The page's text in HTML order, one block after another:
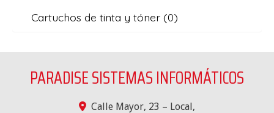
Cartuchos de tinta y tóner (0)
PARADISE SISTEMAS INFORMÁTICOS
Calle Mayor, 23 – Local,